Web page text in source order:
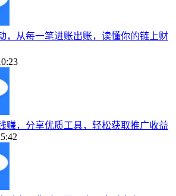
，从每一笔进账出账，读懂你的链上财
赚，分享优质工具，轻松获取推广收益